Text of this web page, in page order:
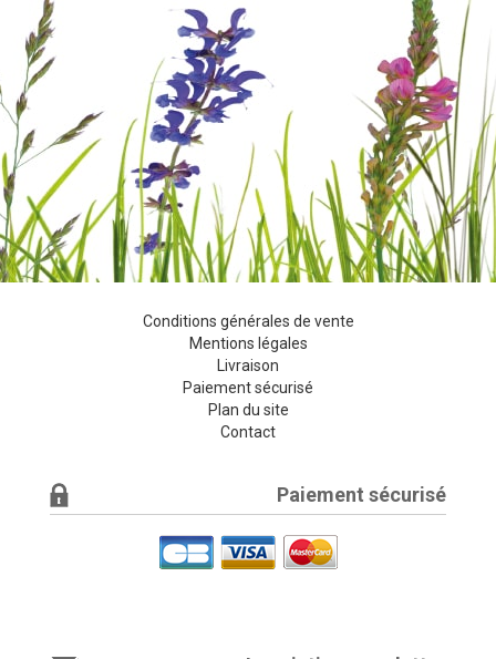
Conditions générales de vente
Mentions légales
Livraison
Paiement sécurisé
Plan du site
Contact
Paiement sécurisé